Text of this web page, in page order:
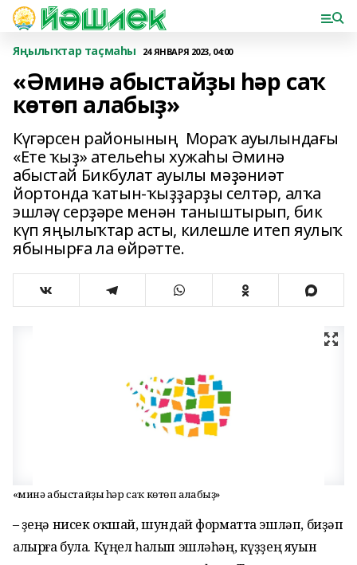
Яңылыҡтар таҫмаһы 24 ЯНВАРЯ 2023, 04:00
«Әминә абыстайҙы һәр саҡ
көтөп алабыҙ»
Күгәрсен районының Мораҡ ауылындағы
«Ете ҡыҙ» ательеһы хужаһы Әминә
абыстай Бикбулат ауылы мәҙәниәт
йортонда ҡатын-ҡыҙҙарҙы селтәр, алҡа
эшләү серҙәре менән таныштырып, бик
күп яңылыҡтар асты, килешле итеп яулыҡ
ябынырға ла өйрәтте.
«Әминә абыстайҙы һәр саҡ көтөп алабыҙ»
– Үҙеңә нисек оҡшай, шундай форматта эшләп, биҙәп
алырға була. Күңел һалып эшләһәң, күҙҙең яуын